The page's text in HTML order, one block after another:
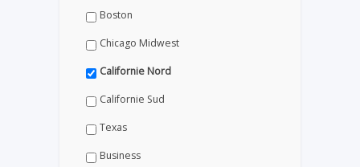
Boston
Chicago Midwest
Californie Nord
Californie Sud
Texas
Business